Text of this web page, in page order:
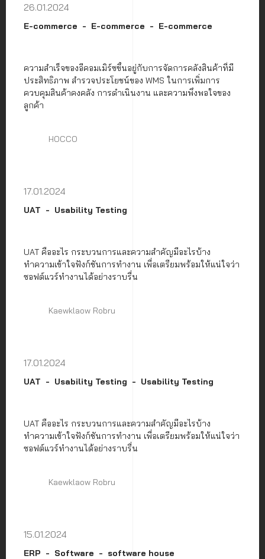
26.01.2024
E-commerce E-commerce E-commerce
ความสำเร็จของอีคอมเมิร์ซขึ้นอยู่กับการจัดการคลังสินค้าที่มี
ประสิทธิภาพ สำรวจประโยชน์ของ WMS ในการเพิ่มการ
ควบคุมสินค้าคงคลัง การดำเนินงาน และความพึงพอใจของ
ลูกค้า
HOCCO
17.01.2024
UAT Usability Testing
UAT คืออะไร กระบวนการและความสำคัญมีอะไรบ้าง
ทำความเข้าใจฟังก์ชันการทำงาน เพื่อเตรียมพร้อมให้แน่ใจว่า
ซอฟต์แวร์ทำงานได้อย่างราบรื่น
Kaewklaow Robru
17.01.2024
UAT Usability Testing Usability Testing
UAT คืออะไร กระบวนการและความสำคัญมีอะไรบ้าง
ทำความเข้าใจฟังก์ชันการทำงาน เพื่อเตรียมพร้อมให้แน่ใจว่า
ซอฟต์แวร์ทำงานได้อย่างราบรื่น
Kaewklaow Robru
15.01.2024
ERP Software software house